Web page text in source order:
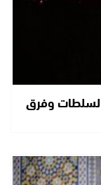
وفرق